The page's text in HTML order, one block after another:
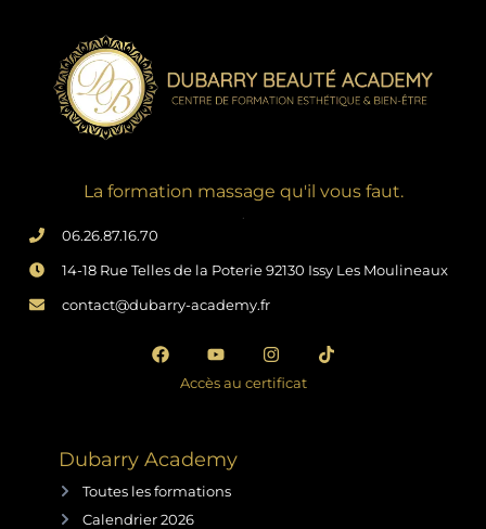
La formation massage qu'il vous faut.
.
06.26.87.16.70
14-18 Rue Telles de la Poterie 92130 Issy Les Moulineaux
contact@dubarry-academy.fr
Accès au certificat
Dubarry Academy
Toutes les formations
Calendrier 2026